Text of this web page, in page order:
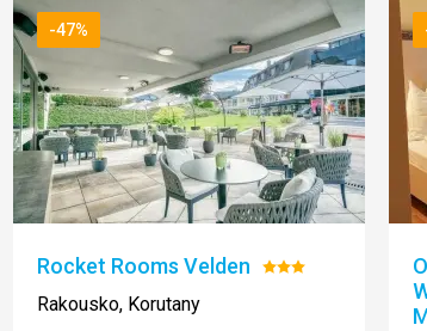
-47%
Rocket Rooms Velden Hodnocení:
Rakousko, Korutany